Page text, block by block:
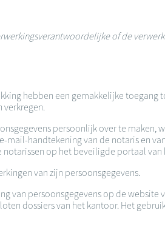
of de
hebben een gemakkelijke
verkregen.
persoonlijk over te maken,
handtekening van de notaris en
op het beveiligde portaal
van zijn persoonsgegevens.
van persoonsgegevens op de
dossiers van het kantoor. Het